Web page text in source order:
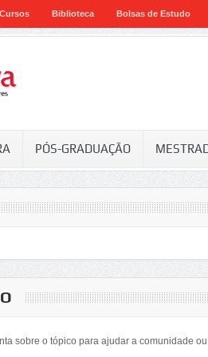
Biblioteca Bolsas de Estudo
PÓS-GRADUAÇÃO
sobre o tópico para ajudar a comunidade